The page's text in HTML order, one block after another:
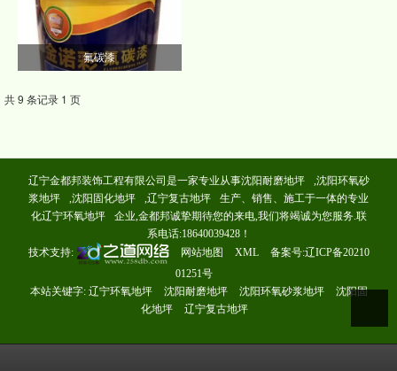
氟碳漆
共 9 条记录 1 页
辽宁金都邦装饰工程有限公司是一家专业从事沈阳耐磨地坪 ,沈阳环氧砂
浆地坪
,沈阳固化地坪 ,辽宁复古地坪
生产、销售、施工于一体的专业
化辽宁环氧地坪
企业,金都邦诚挚期待您的来电,我们将竭诚为您服务.联
系电话:18640039428！
技术支持:
网站地图 XML 备案号:辽ICP备20210
01251号
本站关键字: 辽宁环氧地坪 沈阳耐磨地坪 沈阳环氧砂浆地坪
沈阳固
化地坪
辽宁复古地坪